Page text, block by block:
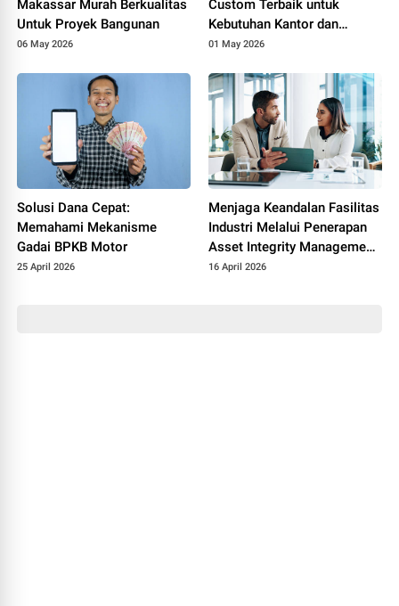
Makassar Murah Berkualitas
Untuk Proyek Bangunan
06 May 2026
Custom Terbaik untuk
Kebutuhan Kantor dan
Sekolah
01 May 2026
Solusi Dana Cepat:
Memahami Mekanisme
Gadai BPKB Motor
25 April 2026
Menjaga Keandalan Fasilitas
Industri Melalui Penerapan
Asset Integrity Management
yang Efektif
16 April 2026